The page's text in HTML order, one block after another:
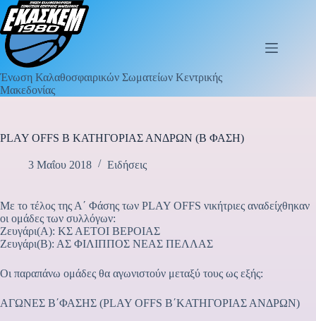
Ένωση Καλαθοσφαιρικών Σωματείων Κεντρικής
Μακεδονίας
PLAY OFFS Β ΚΑΤΗΓΟΡΙΑΣ ΑΝΔΡΩΝ (Β ΦΑΣΗ)
3 Μαΐου 2018 Ειδήσεις
Με το τέλος της Α΄ Φάσης των PLAY OFFS νικήτριες αναδείχθηκαν
οι ομάδες των συλλόγων:
Ζευγάρι(Α): ΚΣ ΑΕΤΟΙ ΒΕΡΟΙΑΣ
Ζευγάρι(Β): ΑΣ ΦΙΛΙΠΠΟΣ ΝΕΑΣ ΠΕΛΛΑΣ
Οι παραπάνω ομάδες θα αγωνιστούν μεταξύ τους ως εξής:
ΑΓΩΝΕΣ Β΄ΦΑΣΗΣ (PLAY OFFS Β΄ΚΑΤΗΓΟΡΙΑΣ ΑΝΔΡΩΝ)